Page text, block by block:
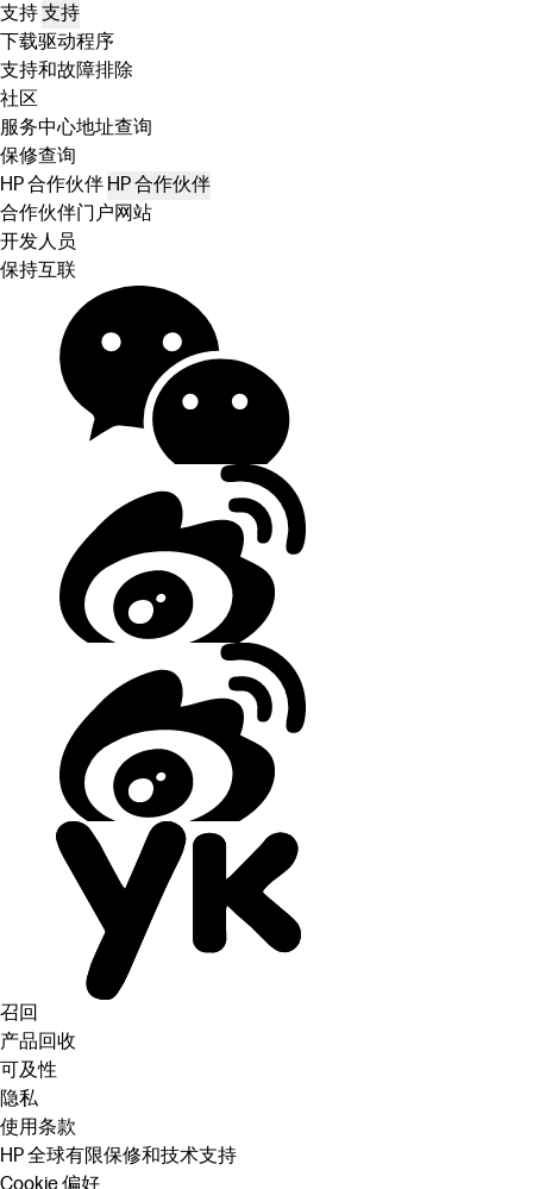
支持支持
下载驱动程序
支持和故障排除
社区
服务中心地址查询
保修查询
HP 合作伙伴 HP 合作伙伴
合作伙伴门户网站
开发人员
保持互联
召回
产品回收
可及性
隐私
使用条款
HP 全球有限保修和技术支持
Cookie 偏好